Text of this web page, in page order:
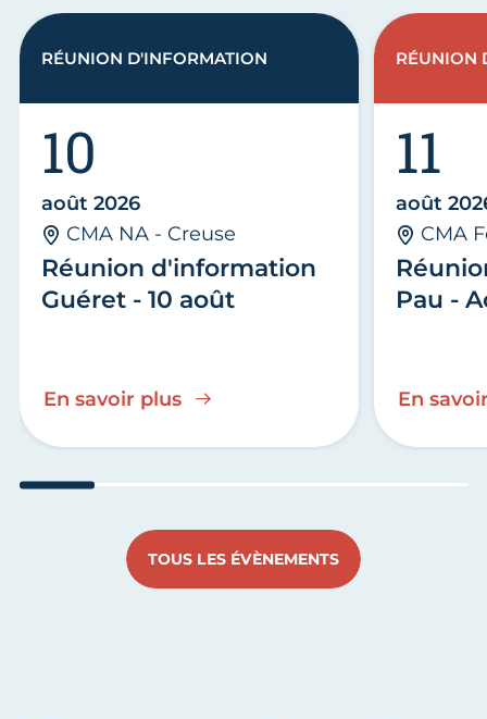
Réunion d'information
Guéret - 10 août
10
août 2026
CMA NA - Creuse
En savoir plus
RÉUNION D'INFORMATION
Pau -
11
août
CMA
En
RÉUNION
TOUS LES ÉVÈNEMENTS